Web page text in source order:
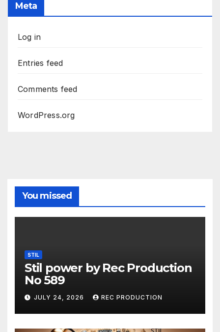
Meta
Log in
Entries feed
Comments feed
WordPress.org
You missed
STIL
Stil power by Rec Production
No 589
JULY 24, 2026 REC PRODUCTION